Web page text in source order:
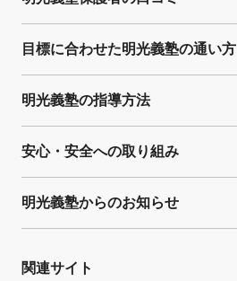
目標に合わせた明光義塾の通い方
明光義塾の指導方法
安心・安全への取り組み
明光義塾からのお知らせ
関連サイト